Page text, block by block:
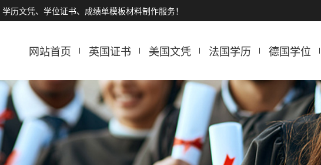
历文凭、学位证书、成绩单模板材料制作服务！
网站首页 英国证书 美国文凭 法国学历 德国学位